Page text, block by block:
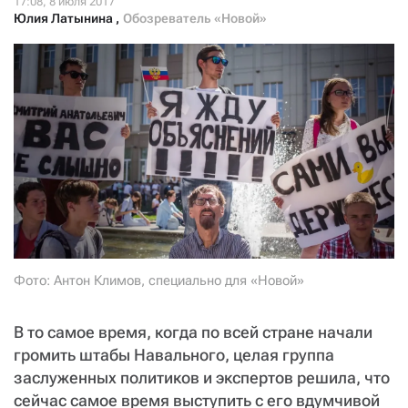
Юлия Латынина , Обозреватель «Новой»
Фото: Антон Климов, специально для «Новой»
В то самое время, когда по всей стране начали
громить штабы Навального, целая группа
заслуженных политиков и экспертов решила, что
сейчас самое время выступить с его вдумчивой
СТАТЬ СОУЧАСТНИКОМ
Если у вас есть вопросы, пишите donate@novayagazeta.ru
или
звоните:
+7 (929) 612-03-68